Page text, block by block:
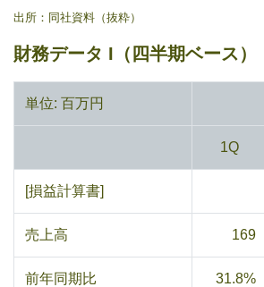
出所：同社資料（抜粋）
財務データ I（四半期ベース）
単位: 百万円
1Q
[損益計算書]
売上高 169
前年同期比 31.8%